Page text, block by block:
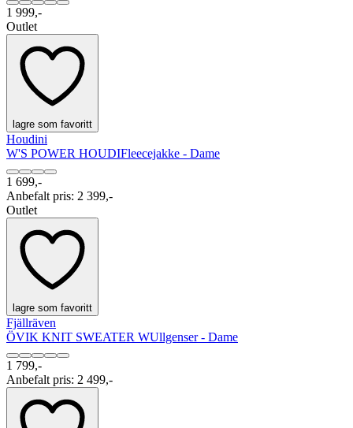
1 999,-
Outlet
lagre som favoritt
Houdini
W'S POWER HOUDIFleecejakke - Dame
1 699,-
Anbefalt pris: 2 399,-
Outlet
lagre som favoritt
Fjällräven
ÖVIK KNIT SWEATER WUllgenser - Dame
1 799,-
Anbefalt pris: 2 499,-